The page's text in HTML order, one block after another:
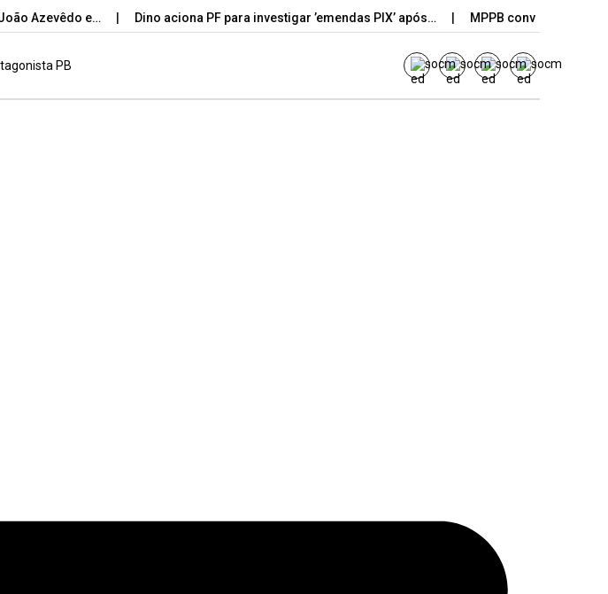
Azevêdo e… Dino aciona PF para investigar ’emendas PIX’ após… MPPB converte